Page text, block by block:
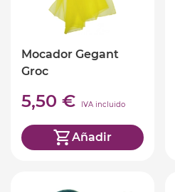
Mocador Gegant
Groc
5,50 € IVA incluido
Añadir